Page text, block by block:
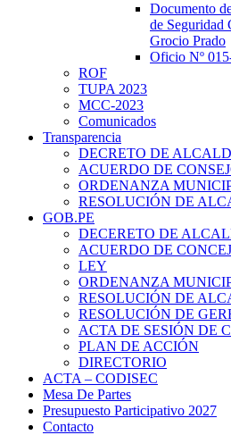
Documento
de Seguridad
Grocio Prado
Oficio Nº
ROF
TUPA 2023
MCC-2023
Comunicados
Transparencia
DECRETO DE
ACUERDO DE
ORDENANZA
RESOLUCIÓN DE
GOB.PE
DECERETO DE
ACUERDO DE
LEY
ORDENANZA
RESOLUCIÓN DE
RESOLUCIÓN DE
ACTA DE SESIÓN DE
PLAN DE ACCIÓN
DIRECTORIO
ACTA – CODISEC
Mesa De Partes
Presupuesto Participativo 2027
Contacto